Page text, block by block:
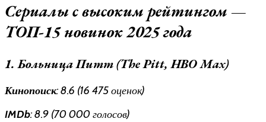
Сериалы с высоким рейтингом —
ТОП-15 новинок 2025 года
1. Больница Питт (The Pitt, HBO Max)
Кинопоиск: 8.6 (16 475 оценок)
IMDb: 8.9 (70 000 голосов)